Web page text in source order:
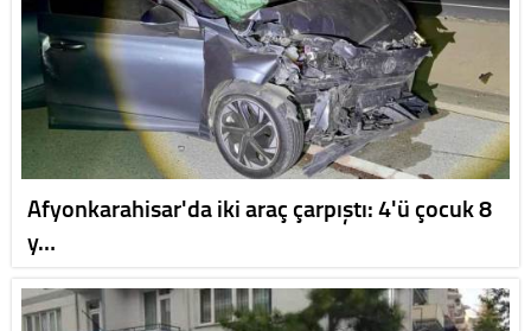
Afyonkarahisar'da iki araç çarpıştı: 4'ü çocuk 8
y…